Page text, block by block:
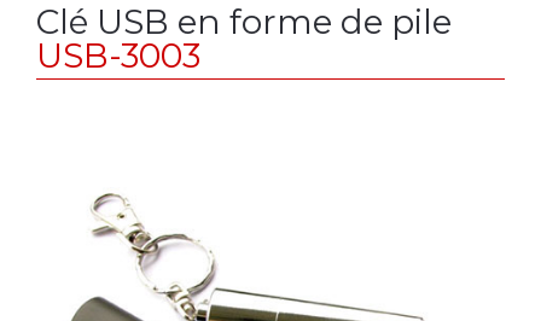
Clé USB en forme de pile
USB-3003